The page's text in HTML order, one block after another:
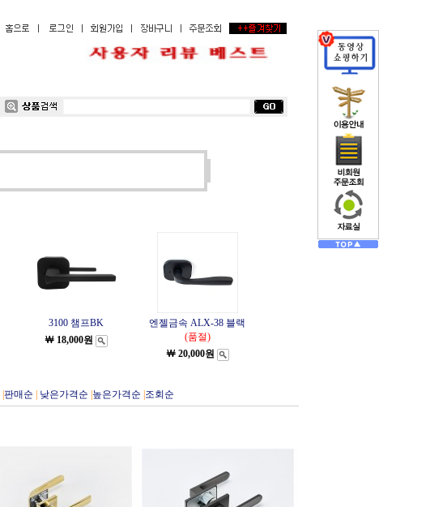
3100 챔프BK
￦ 18,000원
엔젤금속 ALX-38 블랙
(품절)
￦ 20,000원
판매순 낮은가격순 높은가격순 조회순